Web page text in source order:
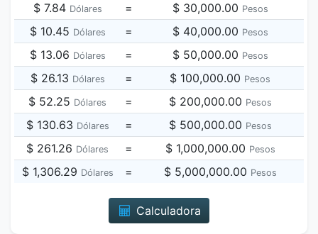
$ 7.84 Dólares = $ 30,000.00 Pesos
$ 10.45 Dólares = $ 40,000.00 Pesos
$ 13.06 Dólares = $ 50,000.00 Pesos
$ 26.13 Dólares = $ 100,000.00 Pesos
$ 52.25 Dólares = $ 200,000.00 Pesos
$ 130.63 Dólares = $ 500,000.00 Pesos
$ 261.26 Dólares = $ 1,000,000.00 Pesos
$ 1,306.29 Dólares = $ 5,000,000.00 Pesos
Calculadora